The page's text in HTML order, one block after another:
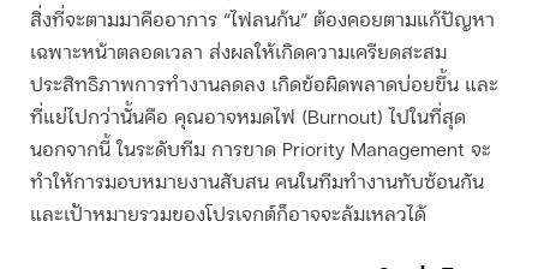
สิ่งที่จะตามมาคืออาการ “ไฟลนก้น” ต้องคอยตามแก้ปัญหา
เฉพาะหน้าตลอดเวลา ส่งผลให้เกิดความเครียดสะสม
ประสิทธิภาพการทำงานลดลง เกิดข้อผิดพลาดบ่อยขึ้น และ
ที่แย่ไปกว่านั้นคือ คุณอาจหมดไฟ (Burnout) ไปในที่สุด
นอกจากนี้ ในระดับทีม การขาด Priority Management จะ
ทำให้การมอบหมายงานสับสน คนในทีมทำงานทับซ้อนกัน
และเป้าหมายรวมของโปรเจกต์ก็อาจจะล้มเหลวได้